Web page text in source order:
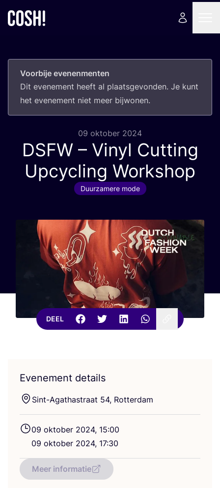
Voorbije evenenmenten
Dit eve­ne­ment heeft al plaats­ge­von­den. Je kunt
het eve­ne­ment niet meer bijwonen.
09 oktober 2024
DSFW– Vinyl Cutting
Upcycling Workshop
Duurzamere mode
DEEL
Evenement details
Sint-Agat­hastraat 54, Rotterdam
09 okto­ber 2024, 15:00
09 okto­ber 2024, 17:30
Meer informatie